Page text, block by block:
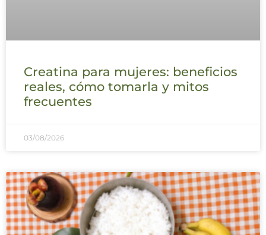
Creatina para mujeres: beneficios
reales, cómo tomarla y mitos
frecuentes
03/08/2026